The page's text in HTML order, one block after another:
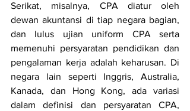
Serikat, misalnya, CPA diatur oleh
dewan akuntansi di tiap negara bagian,
dan lulus ujian uniform CPA serta
memenuhi persyaratan pendidikan dan
pengalaman kerja adalah keharusan. Di
negara lain seperti Inggris, Australia,
Kanada, dan Hong Kong, ada variasi
dalam definisi dan persyaratan CPA,